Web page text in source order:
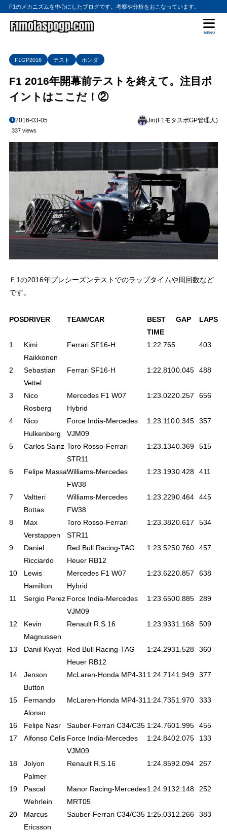
F1のメカニズムを中心にしたブログです。考察や分析をおこなっています。
MENU
F1GP2016 テスト ホンダ
F1 2016年開幕前テストを終えて。注目ポ
イントはここだ！②
2016-03-05 Jin(F1モタスポGP管理人)
337 views
Ｆ1の2016年プレシーズンテストでのラップタイムや周回数など
です。
POSDRIVER TEAM/CAR
BEST
TIME
GAP LAPS
1
Kimi
Raikkonen
Ferrari SF16-H 1:22.765 403
2
Sebastian
Vettel
Ferrari SF16-H 1:22.8100.045 488
3
Nico
Rosberg
Mercedes F1 W07
Hybrid
1:23.0220.257 656
4
Nico
Hulkenberg
Force India-Mercedes
VJM09
1:23.1100.345 357
5 Carlos Sainz Toro Rosso-Ferrari
STR11
1:23.1340.369 515
6 Felipe MassaWilliams-Mercedes
FW38
1:23.1930.428 411
7
Valtteri
Bottas
Williams-Mercedes
FW38
1:23.2290.464 445
8
Max
Verstappen
Toro Rosso-Ferrari
STR11
1:23.3820.617 534
9
Daniel
Ricciardo
Red Bull Racing-TAG
Heuer RB12
1:23.5250.760 457
10
Lewis
Hamilton
Mercedes F1 W07
Hybrid
1:23.6220.857 638
11 Sergio Perez Force India-Mercedes
VJM09
1:23.6500.885 289
12
Kevin
Magnussen
Renault R.S.16 1:23.9331.168 509
13 Daniil Kvyat
Red Bull Racing-TAG
Heuer RB12
1:24.2931.528 360
14
Jenson
Button
McLaren-Honda MP4-311:24.7141.949 377
15
Fernando
Alonso
McLaren-Honda MP4-311:24.7351.970 333
16 Felipe Nasr Sauber-Ferrari C34/C35 1:24.7601.995
455
17
Alfonso Celis Force India-Mercedes
VJM09
1:24.8402.075 133
18
Jolyon
Palmer
Renault R.S.16 1:24.8592.094 267
19
Pascal
Wehrlein
Manor Racing-Mercedes
MRT05
1:24.9132.148 252
20
Marcus
Ericsson
Sauber-Ferrari C34/C35 1:25.0312.266 383